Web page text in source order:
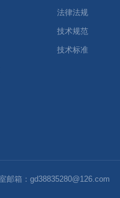
法律法规
技术规范
技术标准
邮箱：gd38835280@126.com